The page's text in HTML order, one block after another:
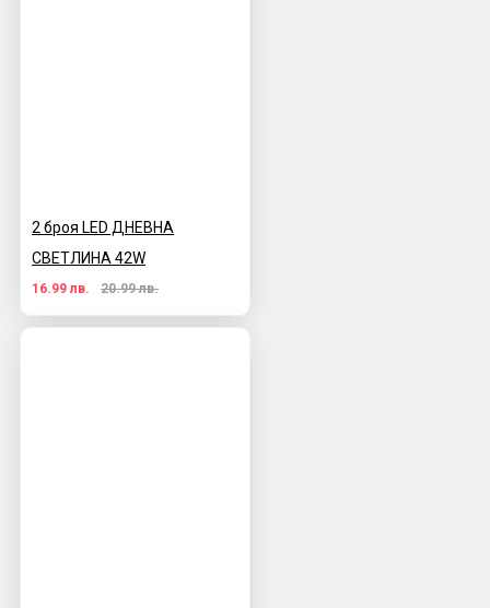
2 броя LED ДНЕВНА
СВЕТЛИНА 42W
16.99 лв. 20.99 лв.